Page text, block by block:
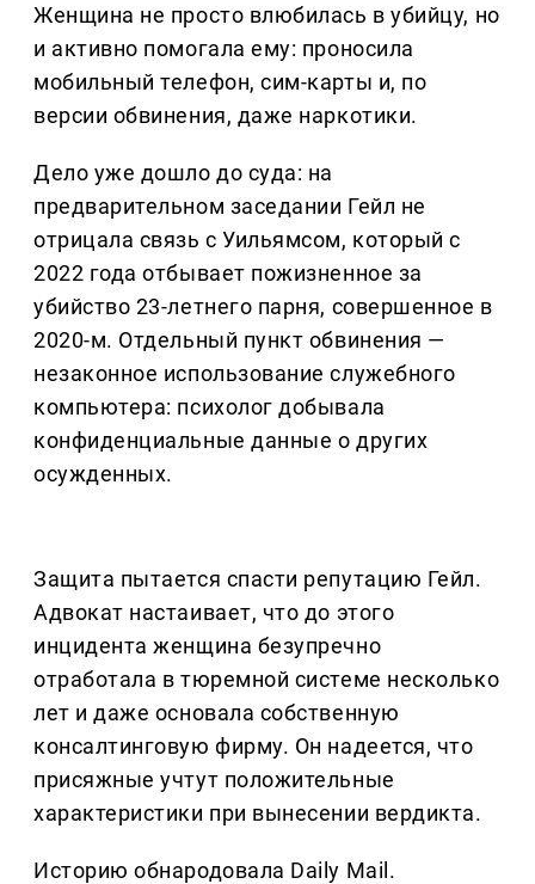
Женщина не просто влюбилась в убийцу, но
и активно помогала ему: проносила
мобильный телефон, сим-карты и, по
версии обвинения, даже наркотики.
Дело уже дошло до суда: на
предварительном заседании Гейл не
отрицала связь с Уильямсом, который с
2022 года отбывает пожизненное за
убийство 23-летнего парня, совершенное в
2020-м. Отдельный пункт обвинения —
незаконное использование служебного
компьютера: психолог добывала
конфиденциальные данные о других
осужденных.
Защита пытается спасти репутацию Гейл.
Адвокат настаивает, что до этого
инцидента женщина безупречно
отработала в тюремной системе несколько
лет и даже основала собственную
консалтинговую фирму. Он надеется, что
присяжные учтут положительные
характеристики при вынесении вердикта.
Историю обнародовала Daily Mail.